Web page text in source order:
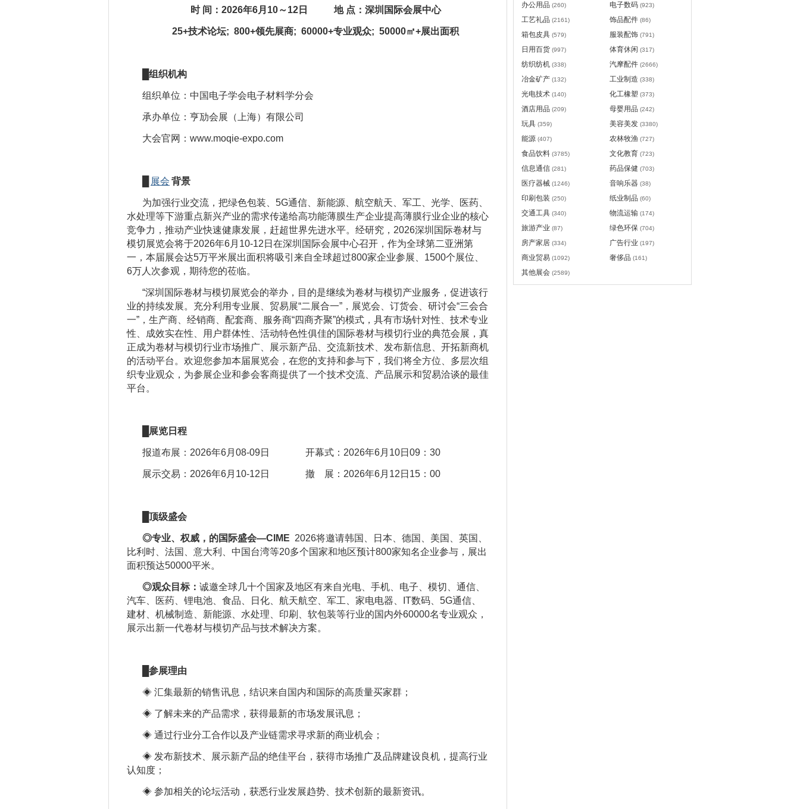
时 间：2026年6月 10～12日 地 点： 深圳国际会展中心
25+技术论坛; 800+领先展商; 60000+专业观众; 50000㎡+展出面积
组织机构
组织单位：中国电子学会电子材料学分会
承办单位：亨劢会展（上海）有限公司
大会官网：www.moqie-expo.com
展会 背景
为加强行业交流，把绿色包装、5G通信、新能源、航空航天、军工、光学、医药、
水处理等下游重点新兴产业的需求传递给高功能薄膜生产企业提高薄膜行业企业的核心
竞争力，推动产业快速健康发展，赶超世界先进水平。经研究，2026深圳国际卷材与
模切展览会将于2026年6月10-12日在深圳国际会展中心召开，作为全球第二亚洲第
一，本届展会达5万平米展出面积将吸引来自全球超过800家企业参展、1500个展位、
6万人次参观，期待您的莅临。
“深圳国际卷材与模切展览会的举办，目的是继续为卷材与模切产业服务，促进该行
业的持续发展。充分利用专业展、贸易展“二展合一”，展览会、订货会、研讨会“三会合
一”，生产商、经销商、配套商、服务商“四商齐聚”的模式，具有市场针对性、技术专业
性、成效实在性、用户群体性、活动特色性俱佳的国际卷材与模切行业的典范会展，真
正成为卷材与模切行业市场推广、展示新产品、交流新技术、发布新信息、开拓新商机
的活动平台。欢迎您参加本届展览会，在您的支持和参与下，我们将全方位、多层次组
织专业观众，为参展企业和参会客商提供了一个技术交流、产品展示和贸易洽谈的最佳
平台。
展览日程
报道布展：2026年6月08-09日 开幕式：2026年6月10日09：30
展示交易：2026年6月10-12日 撤 展：2026年6月12日15：00
顶级盛会
◎专业、权威，的国际盛会—CIME 2026将邀请韩国、日本、德国、美国、英国、
比利时、法国、意大利、中国台湾等20多个国家和地区预计800家知名企业参与，展出
面积预达50000平米。
◎观众目标： 诚邀全球几十个国家及地区有来自光电、手机、电子、模切、通信、
汽车、医药、锂电池、食品、日化、航天航空、军工、家电电器、IT数码、5G通信、
建材、机械制造、新能源、水处理、印刷、软包装等行业的国内外60000名专业观众，
展示出新一代卷材与模切产品与技术解决方案。
█参展理由
◈ 汇集最新的销售讯息，结识来自国内和国际的高质量买家群；
◈ 了解未来的产品需求，获得最新的市场发展讯息；
◈ 通过行业分工合作以及产业链需求寻求新的商业机会；
◈ 发布新技术、展示新产品的绝佳平台，获得市场推广及品牌建设良机，提高行业
认知度；
◈ 参加相关的论坛活动，获悉行业发展趋势、技术创新的最新资讯。
办公用品 (260) 电子数码 (923)
工艺礼品 (2161) 饰品配件 (86)
箱包皮具 (579) 服装配饰 (791)
日用百货 (997) 体育休闲 (317)
纺织纺机 (338) 汽摩配件 (2666)
冶金矿产 (132) 工业制造 (338)
光电技术 (140) 化工橡塑 (373)
酒店用品 (209) 母婴用品 (242)
玩具 (359) 美容美发 (3380)
能源 (407) 农林牧渔 (727)
食品饮料 (3785) 文化教育 (723)
信息通信 (281) 药品保健 (703)
医疗器械 (1246) 音响乐器 (38)
印刷包装 (250) 纸业制品 (60)
交通工具 (340) 物流运输 (174)
旅游产业 (87) 绿色环保 (704)
房产家居 (334) 广告行业 (197)
商业贸易 (1092) 奢侈品 (161)
其他展会 (2589)